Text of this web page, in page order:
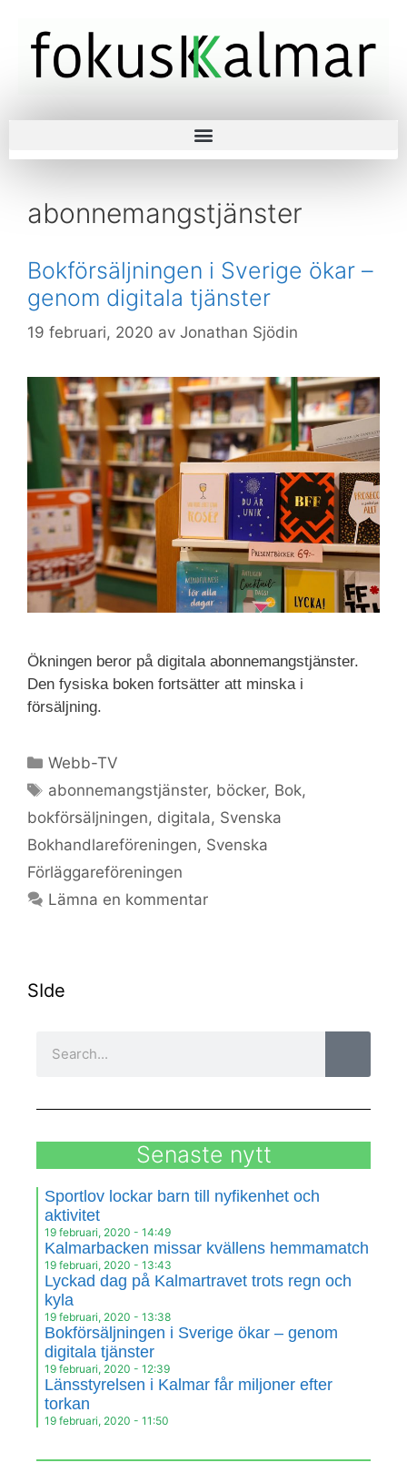
abonnemangstjänster
Bokförsäljningen i Sverige ökar –
genom digitala tjänster
19 februari, 2020 av Jonathan Sjödin
Ökningen beror på digitala abonnemangstjänster.
Den fysiska boken fortsätter att minska i
försäljning.
Webb-TV
abonnemangstjänster, böcker, Bok,
bokförsäljningen, digitala, Svenska
Bokhandlareföreningen, Svenska
Förläggareföreningen
Lämna en kommentar
SIde
Senaste nytt
Sportlov lockar barn till nyfikenhet och
aktivitet
19 februari, 2020 14:49
Kalmarbacken missar kvällens hemmamatch
19 februari, 2020 13:43
Lyckad dag på Kalmartravet trots regn och
kyla
19 februari, 2020 13:38
Bokförsäljningen i Sverige ökar – genom
digitala tjänster
19 februari, 2020 12:39
Länsstyrelsen i Kalmar får miljoner efter
torkan
19 februari, 2020 11:50